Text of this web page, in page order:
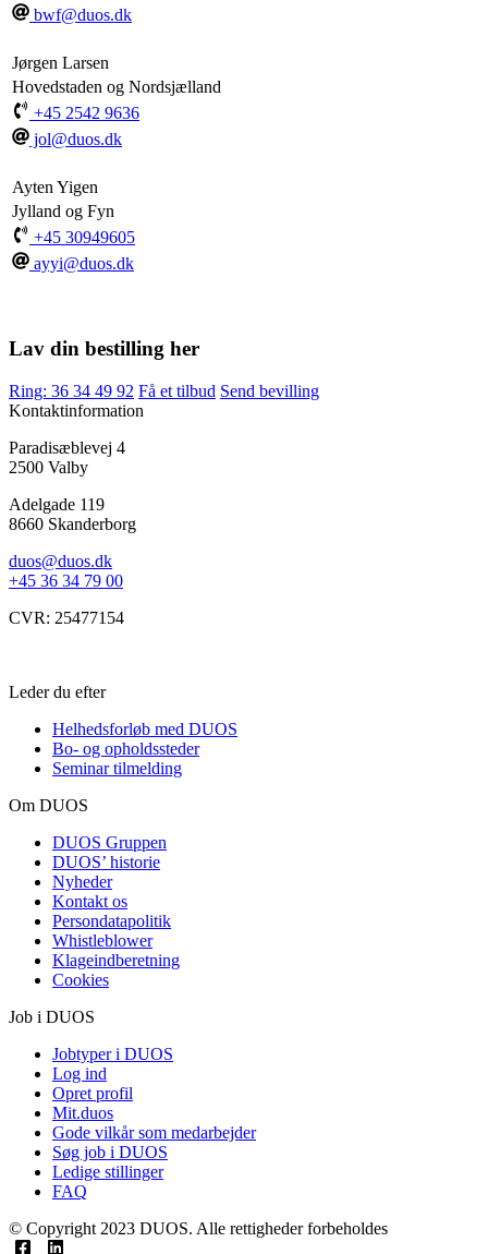
bwf@duos.dk
Jørgen Larsen
Hovedstaden og Nordsjælland
+45 2542 9636
jol@duos.dk
Ayten Yigen
Jylland og Fyn
+45 30949605
ayyi@duos.dk
Lav din bestilling her
Ring: 36 34 49 92 Få et tilbud Send bevilling
Kontaktinformation
Paradisæblevej 4
2500 Valby
Adelgade 119
8660 Skanderborg
duos@duos.dk
+45 36 34 79 00
CVR: 25477154
Leder du efter
Helhedsforløb med DUOS
Bo- og opholdssteder
Seminar tilmelding
Om DUOS
DUOS Gruppen
DUOS’ historie
Nyheder
Kontakt os
Persondatapolitik
Whistleblower
Klageindberetning
Cookies
Job i DUOS
Jobtyper i DUOS
Log ind
Opret profil
Mit.duos
Gode vilkår som medarbejder
Søg job i DUOS
Ledige stillinger
FAQ
© Copyright 2023 DUOS. Alle rettigheder forbeholdes